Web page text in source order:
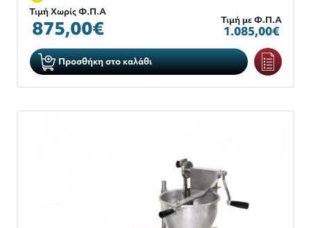
Τιμή Χωρίς Φ.Π.Α
875,00€ Τιμή με Φ.Π.Α
1.085,00€
Προσθήκη στο καλάθι